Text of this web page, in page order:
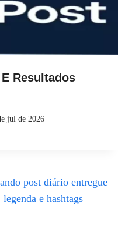
Resultados
jul de 2026